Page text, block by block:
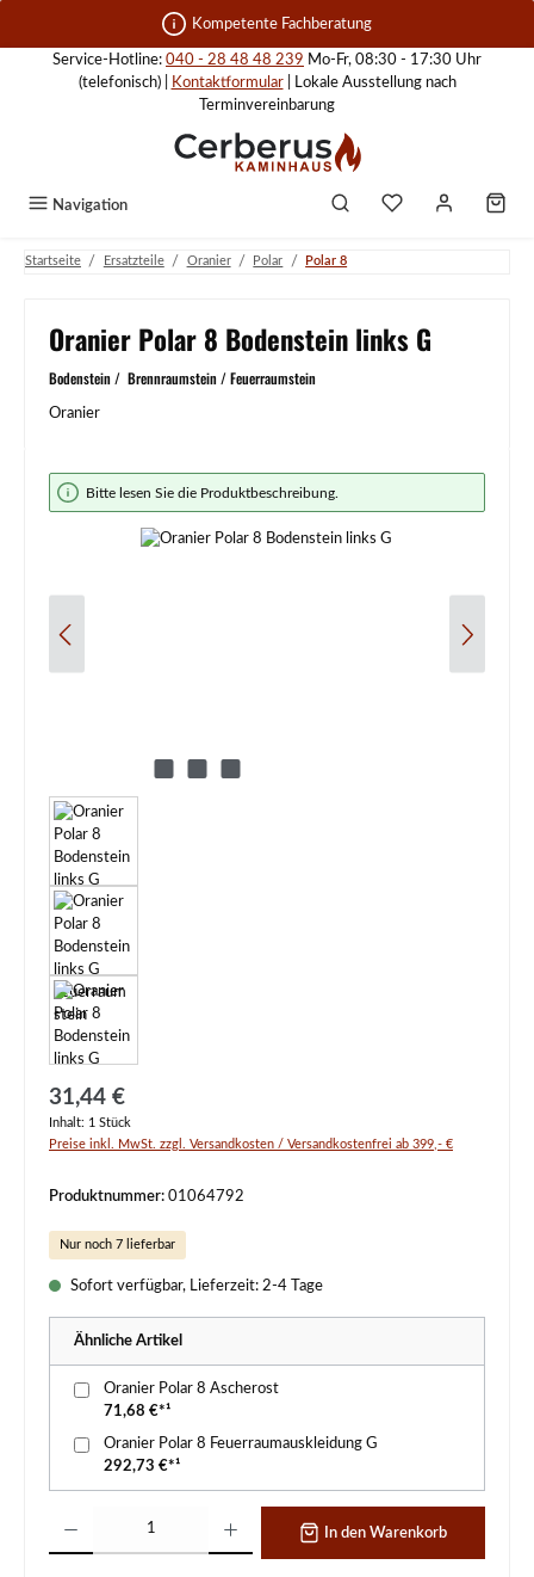
Zum Hauptinhalt springen Kompetente Fachberatung
Service-Hotline: 040 - 28 48 48 239 Mo-Fr, 08:30 - 17:30 Uhr
(telefonisch) |
Kontaktformular| Lokale Ausstellung nach
Terminvereinbarung
Navigation
Startseite / Ersatzteile / Oranier / Polar / Polar 8
Oranier Polar 8 Bodenstein links G
Bodenstein / Brennraumstein / Feuerraumstein
Oranier
Bildergalerie überspringen
Bitte lesen Sie die Produktbeschreibung.
Regulärer Preis:
31,44 €
Inhalt: 1 Stück
Preise inkl. MwSt. zzgl. Versandkosten / Versandkostenfrei ab 399,- €
Produktnummer: 01064792
Nur noch 7 lieferbar
Sofort verfügbar, Lieferzeit: 2-4 Tage
Ähnliche Artikel
Oranier Polar 8 Ascherost
71,68 €*¹
Oranier Polar 8 Feuerraumauskleidung G
292,73 €*¹
In den Warenkorb